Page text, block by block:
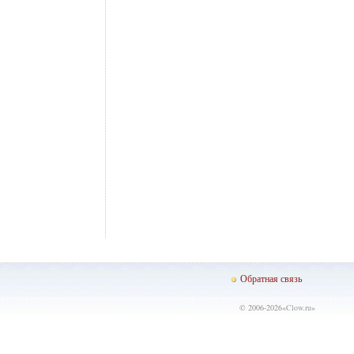
Обратная связь
© 2006-2026«Clow.ru»